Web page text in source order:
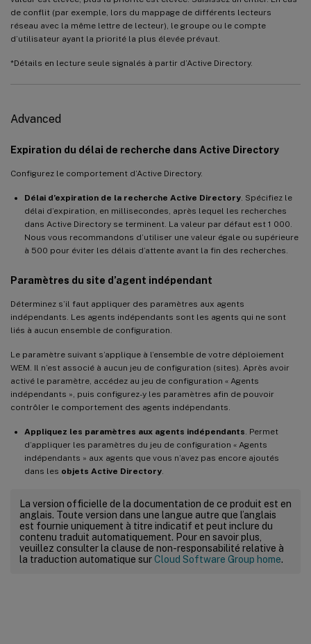
de conflit (par exemple, lors du mappage de différents lecteurs
réseau avec la même lettre de lecteur), le groupe ou le compte
d’utilisateur ayant la priorité la plus élevée prévaut.
*Détails en lecture seule signalés à partir d’Active Directory.
Advanced
Expiration du délai de recherche dans Active Directory
Configurez le comportement d’Active Directory.
Délai d’expiration de la recherche Active Directory . Spécifiez le
délai d’expiration, en millisecondes, après lequel les recherches
dans Active Directory se terminent. La valeur par défaut est 1 000.
Nous vous recommandons d’utiliser une valeur égale ou supérieure
à 500 pour éviter les délais d’attente avant la fin des recherches.
Paramètres du site d’agent indépendant
Déterminez s’il faut appliquer des paramètres aux agents
indépendants. Les agents indépendants sont les agents qui ne sont
liés à aucun ensemble de configuration.
Le paramètre suivant s’applique à l’ensemble de votre déploiement
WEM. Il n’est associé à aucun jeu de configuration (sites). Après avoir
activé le paramètre, accédez au jeu de configuration « Agents
indépendants », puis configurez-y les paramètres afin de pouvoir
contrôler le comportement des agents indépendants.
Appliquez les paramètres aux agents indépendants . Permet
d’appliquer les paramètres du jeu de configuration « Agents
indépendants » aux agents que vous n’avez pas encore ajoutés
dans les objets Active Directory
La version officielle de la documentation de ce produit est en
anglais. Toute version dans une langue autre que l’anglais
est fournie uniquement à titre indicatif et peut inclure du
contenu traduit automatiquement. Pour en savoir plus,
veuillez consulter la clause de non-responsabilité relative à
la traduction automatique surCloud Software Group home.